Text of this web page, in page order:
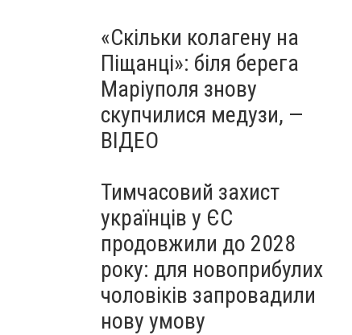
«Скільки колагену на
Піщанці»: біля берега
Маріуполя знову
скупчилися медузи, —
ВІДЕО
Тимчасовий захист
українців у ЄС
продовжили до 2028
року: для новоприбулих
чоловіків запровадили
нову умову